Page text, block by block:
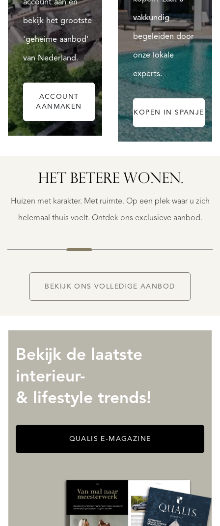
account aan en
bekijk het grootste
'geheime aanbod'
van Nederland.
ACCOUNT
AANMAKEN
vakkundig
begeleiden door
onze lokale
experts.
KOPEN IN SPANJE
HET BETERE WONEN.
Huizen met karakter. Met ruimte. Op een plek waar u zich
helemaal thuis voelt. Ontdek ons exclusieve aanbod.
FINCA
€
BEKIJK ONS VOLLEDIGE AANBOD
Bekijk de laatste
interieur-
& lifestyle trends!
QUALIS E-MAGAZINE